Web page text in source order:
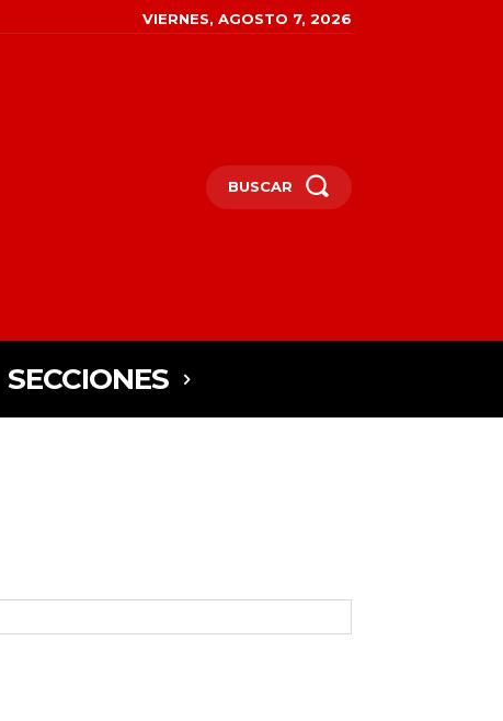
VIERNES, AGOSTO 7, 2026
BUSCAR
SECCIONES